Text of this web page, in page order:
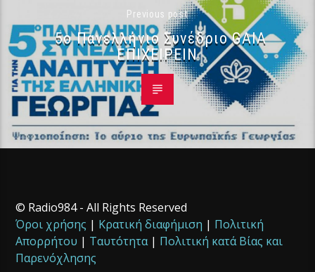
Previous post
5ο Πανελλήνιο Συνέδριο GAIA
ΕΠΙΧΕΙΡΕΙΝ
© Radio984 - All Rights Reserved
Όροι χρήσης | Κρατική διαφήμιση | Πολιτική
Απορρήτου | Ταυτότητα| Πολιτική κατά Βίας και
Παρενόχλησης